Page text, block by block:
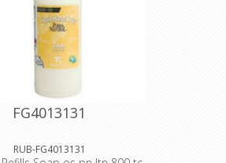
FG4013131
RUB-FG4013131